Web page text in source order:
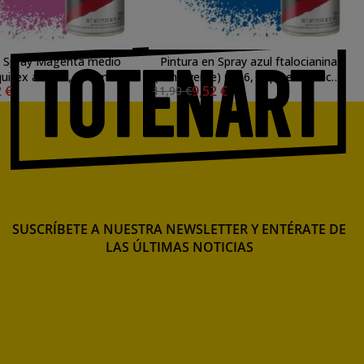
Magenta medio
acrílico, 400 ml.
€
Pintura en Spray azul ftalocianina
(tono verde) 0316, Liquitex acrílico,
400 ml.
11,90 €9,52 €
SUSCRÍBETE A NUESTRA NEWSLETTER Y ENTÉRATE DE
LAS ÚLTIMAS NOTICIAS